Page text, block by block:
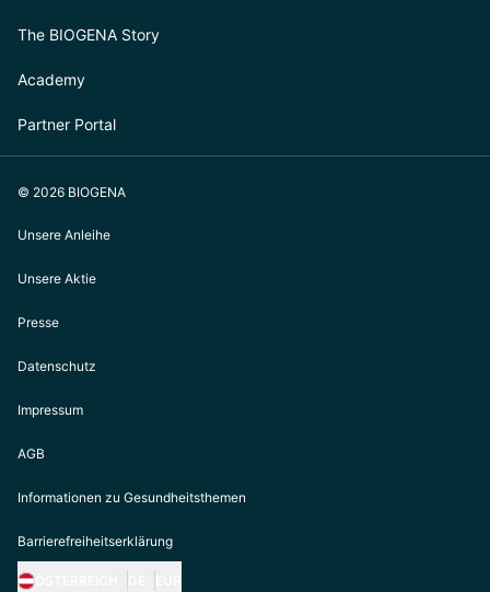
The BIOGENA Story
Academy
Partner Portal
© 2026 BIOGENA
Unsere Anleihe
Unsere Aktie
Presse
Datenschutz
Impressum
AGB
Informationen zu Gesundheitsthemen
Barrierefreiheitserklärung